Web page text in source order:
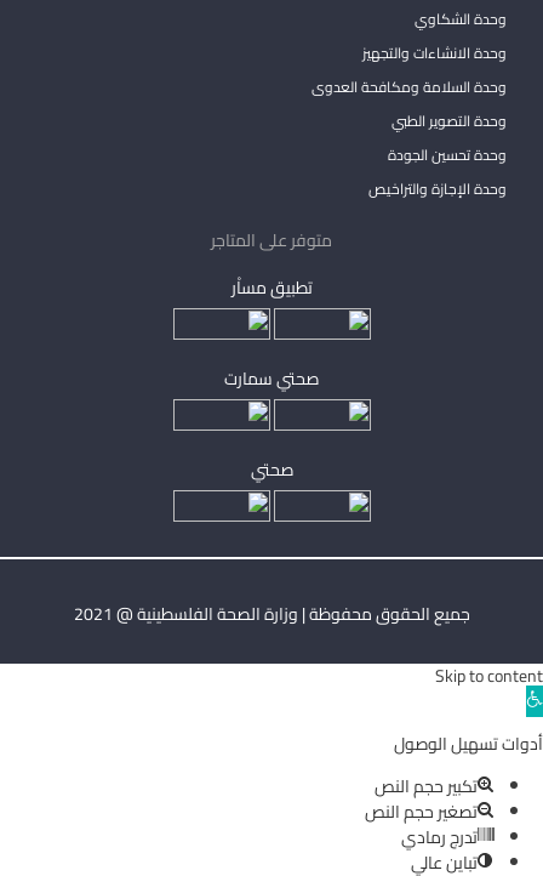
وحدة الشكاوي
وحدة الانشاءات والتجهيز
وحدة السلامة ومكافحة العدوى
وحدة التصوير الطبي
وحدة تحسين الجودة
وحدة الإجازة والتراخيص
متوفر على المتاجر
تطبيق مساْر
صحتي سمارت
صحتي
جميع الحقوق محفوظة | وزارة الصحة الفلسطينية @ 2021
Skip to content
Open
toolbar
أدوات تسهيل الوصول
تكبير حجم النص
تصغير حجم النص
تدرج رمادي
تباين عالي